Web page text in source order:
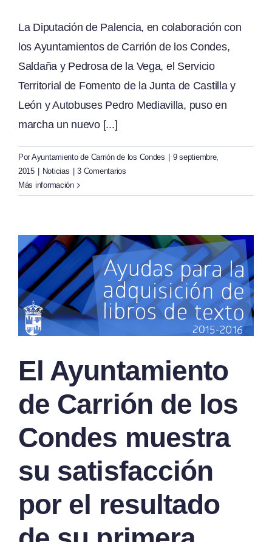
La Diputación de Palencia, en colaboración con
los Ayuntamientos de Carrión de los Condes,
Saldaña y Pedrosa de la Vega, el Servicio
Territorial de Fomento de la Junta de Castilla y
León y Autobuses Pedro Mediavilla, puso en
marcha un nuevo [...]
Por Ayuntamiento de Carrión de los Condes
9 septiembre,
2015
Noticias
3 Comentarios
Más información
El Ayuntamiento
de Carrión de los
Condes muestra
su satisfacción
por el resultado